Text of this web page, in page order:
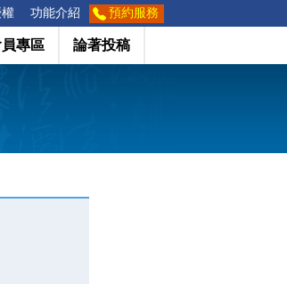
功能介紹 預約服務
專區 論著投稿